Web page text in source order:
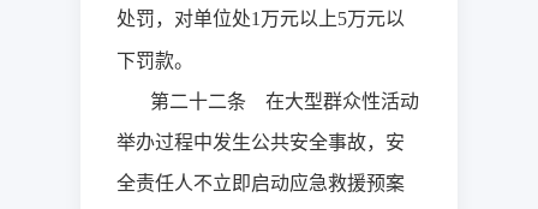
处罚，对单位处1 万元以上5万元以
下罚款。
第二十二条 在大型群众性活动
举办过程中发生公共安全事故，安
全责任人不立即启动应急救援预案